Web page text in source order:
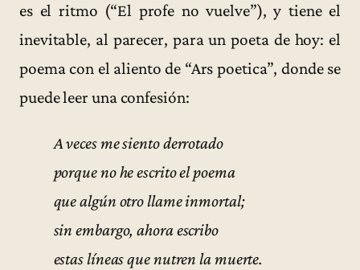
es el ritmo (“El profe no vuelve”), y tiene el
inevitable, al parecer, para un poeta de hoy: el
poema con el aliento de “Ars poetica”, donde se
puede leer una confesión:
A veces me siento derrotado
porque no he escrito el poema
que algún otro llame inmortal;
sin embargo, ahora escribo
estas líneas que nutren la muerte.